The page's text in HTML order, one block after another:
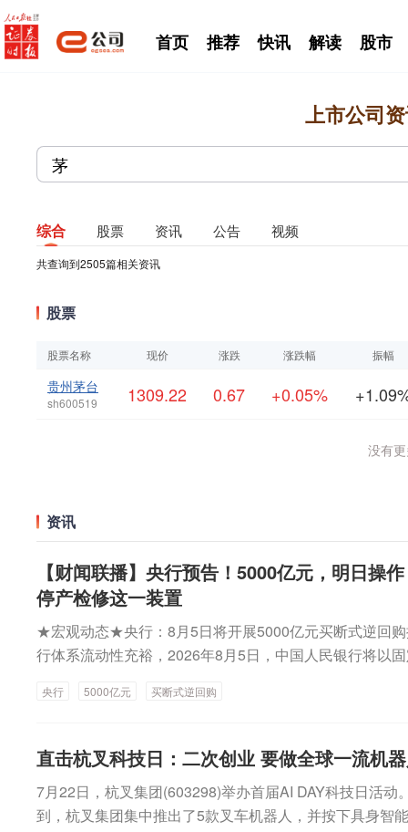
首页 推荐 快讯 解读 股市
上市公司
综合 股票 资讯 公告 视频
共查询到2505篇相关资讯
股票
股票名称 现价 涨跌 涨跌幅 振幅
贵州茅台
sh600519 1309.22 0.67 +0.05%
没有
资讯
【财闻联播】央行预告！5000亿元，明日操
停产检修这一装置
★宏观动态★央行：8月5日将开展5000亿元买断式逆回
行体系流动性充裕，2026年8月5日，中国人民银行将以
026年11月5日（遇节假日顺延）。《智能网联汽车 自动
布，拟于2027年7月1日起正式实施。标准提出，一是健
机制，筑牢安全根基。标准要求车辆制造商从安全方针、
全提升四个维度，建立覆盖产品设计开发、生产制造及
从源头降低自动驾驶系统潜在的安全风险。同时，明确车
央行 5000亿元 买断式逆回购
直击杭叉科技日：二次创业 要做全球一流机
7月22日，杭叉集团(603298)举办首届AI DAY科技日活动
到，杭叉集团集中推出了5款叉车机器人，并按下具身智